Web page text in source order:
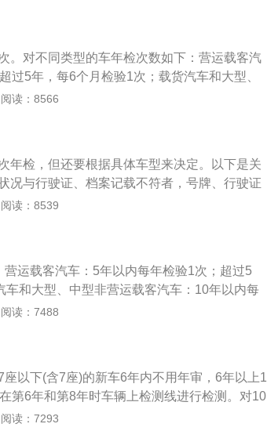
是否清洁、齐全、有效，漆面是否均匀美观，
是否相符；检验车辆的制动性、转向操纵性、
合机动车安全运行技术条件的要求；检验车辆
证、号牌、车辆档案所有登记是否与现在车况
和异动、变更手续；号牌、行驶证及车上喷印
满前三个月内的时候年检。根据相关法律规
相关的违章事故后，才能按照法定流程，申请
。对不同类型的车年检次数如下：营运载客汽
过5年，每6个月检验1次；载货汽车和大型、
内每年检验1次；超过10年，每6个月检验1
；
阅读：8566
年检，但还要根据具体车型来决定。以下是关
况与行驶证、档案记载不符者，号牌、行驶证
牌者。注意事项：车的外表不能有改装。玻璃
车都要有尾部扩大号弹簧弓片的片数不能增
灭火器。厢式货车车厢不能改装（不能开侧
胎大小不能有改动、同轴轮胎的花纹要一致，
被法院查封，不可以年审。
阅读：8539
运载客汽车：5年以内每年检验1次；超过5
和大型、中型非营运载客汽车：10年以内每
验1次。3、小型、微型非营运载客汽车：6年
4年以内每2年检验1次；超过4年，每年检验1
检验1次。
阅读：7488
以下(含7座)的新车6年内不用年审，6年以上1
第6年和第8年时车辆上检测线进行检测。对10
的检验周期执行即10年至15年的每年检验1
阅读：7293